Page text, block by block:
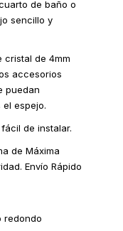
de baño o
sencillo y
cristal de 4mm
accesorios
puedan
el espejo.
fácil de instalar.
de Máxima
Envío Rápido
redondo